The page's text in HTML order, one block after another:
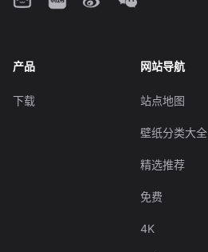
产品
下载
网站导航
站点地图
壁纸分类大全
精选推荐
免费
4K